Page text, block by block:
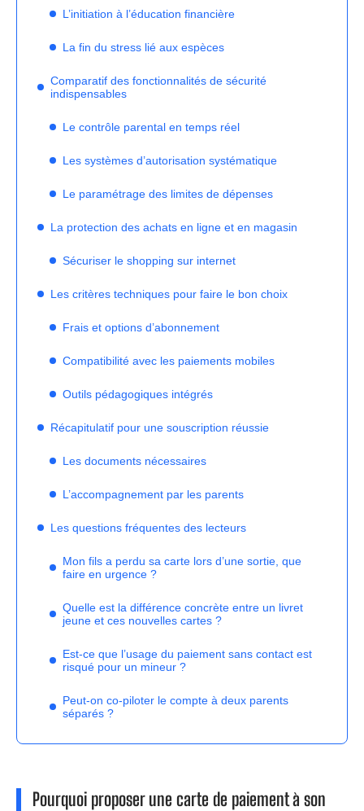
L’initiation à l’éducation financière
La fin du stress lié aux espèces
Comparatif des fonctionnalités de sécurité
indispensables
Le contrôle parental en temps réel
Les systèmes d’autorisation systématique
Le paramétrage des limites de dépenses
La protection des achats en ligne et en magasin
Sécuriser le shopping sur internet
Les critères techniques pour faire le bon choix
Frais et options d’abonnement
Compatibilité avec les paiements mobiles
Outils pédagogiques intégrés
Récapitulatif pour une souscription réussie
Les documents nécessaires
L’accompagnement par les parents
Les questions fréquentes des lecteurs
Mon fils a perdu sa carte lors d’une sortie, que
faire en urgence ?
Quelle est la différence concrète entre un livret
jeune et ces nouvelles cartes ?
Est-ce que l’usage du paiement sans contact est
risqué pour un mineur ?
Peut-on co-piloter le compte à deux parents
séparés ?
Pourquoi proposer une carte de paiement à son